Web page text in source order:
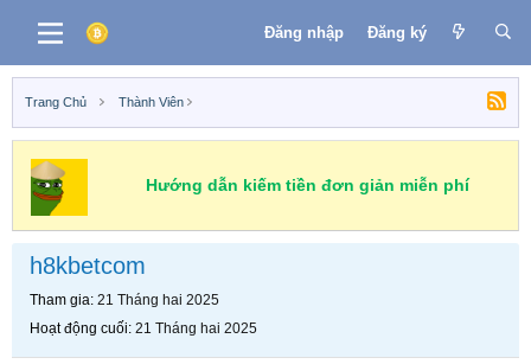
Đăng nhập Đăng ký
Trang Chủ Thành Viên
Hướng dẫn kiếm tiền đơn giản miễn phí
h8kbetcom
Tham gia 21 Tháng hai 2025
Hoạt động cuối 21 Tháng hai 2025